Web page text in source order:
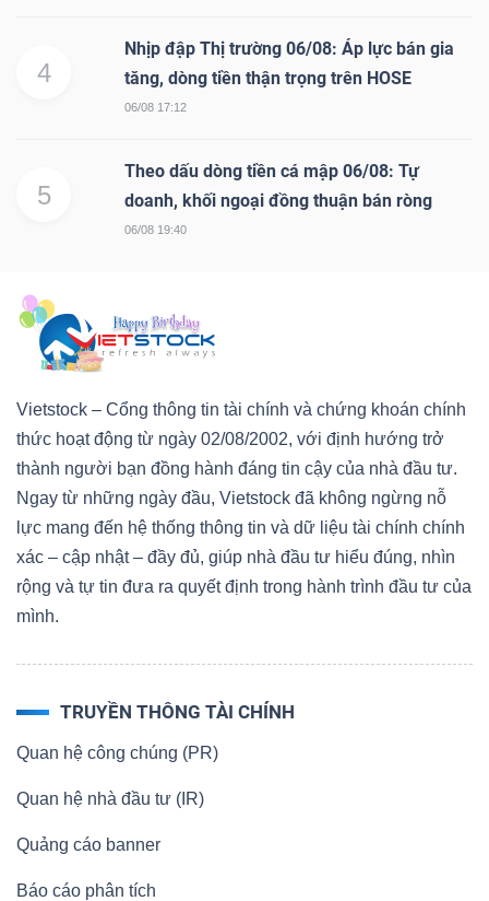
4
Nhịp đập Thị trường 06/08: Áp lực bán gia
tăng, dòng tiền thận trọng trên HOSE
06/08 17:12
5
Theo dấu dòng tiền cá mập 06/08: Tự
doanh, khối ngoại đồng thuận bán ròng
06/08 19:40
Vietstock – Cổng thông tin tài chính và chứng khoán chính
thức hoạt động từ ngày 02/08/2002, với định hướng trở
thành người bạn đồng hành đáng tin cậy của nhà đầu tư.
Ngay từ những ngày đầu, Vietstock đã không ngừng nỗ
lực mang đến hệ thống thông tin và dữ liệu tài chính chính
xác – cập nhật – đầy đủ, giúp nhà đầu tư hiểu đúng, nhìn
rộng và tự tin đưa ra quyết định trong hành trình đầu tư của
mình.
TRUYỀN THÔNG TÀI CHÍNH
Quan hệ công chúng (PR)
Quan hệ nhà đầu tư (IR)
Quảng cáo banner
Báo cáo phân tích